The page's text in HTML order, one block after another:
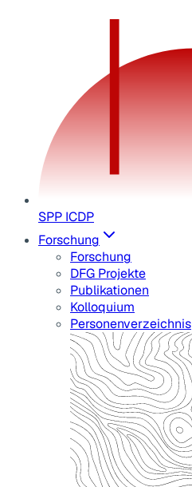
SPP ICDP
Forschung
Forschung
DFG Projekte
Publikationen
Kolloquium
Personenverzeichnis